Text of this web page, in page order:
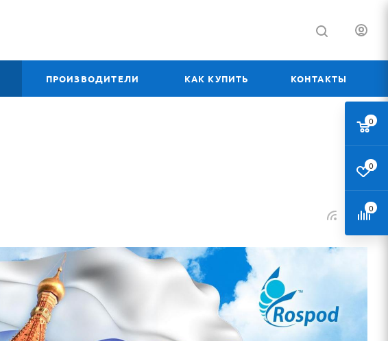
ПРОИЗВОДИТЕЛИ КАК КУПИТЬ КОНТАКТЫ
0
0
0